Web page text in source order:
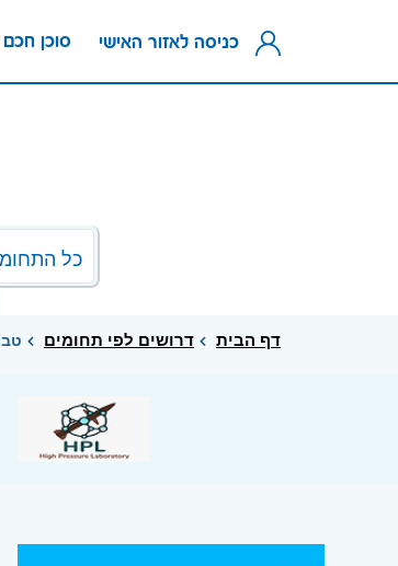
סוכן חכם כניסה לאזור האישי
כל
דף הבית דרושים לפי תחומים